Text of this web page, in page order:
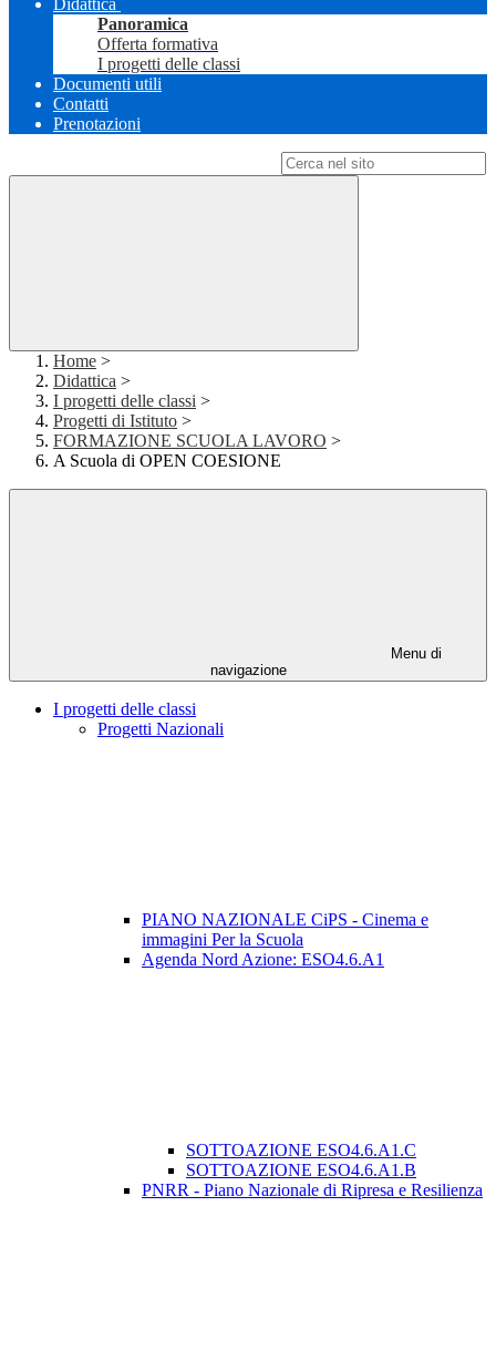
Didattica
Panoramica
Offerta formativa
I progetti delle classi
Documenti utili
Contatti
Prenotazioni
Home >
Didattica >
I progetti delle classi >
Progetti di Istituto >
FORMAZIONE SCUOLA LAVORO >
A Scuola di OPEN COESIONE
Menu di
navigazione
I progetti delle classi
Progetti Nazionali
PIANO NAZIONALE CiPS - Cinema e
immagini Per la Scuola
Agenda Nord Azione: ESO4.6.A1
SOTTOAZIONE ESO4.6.A1.C
SOTTOAZIONE ESO4.6.A1.B
PNRR - Piano Nazionale di Ripresa e Resilienza